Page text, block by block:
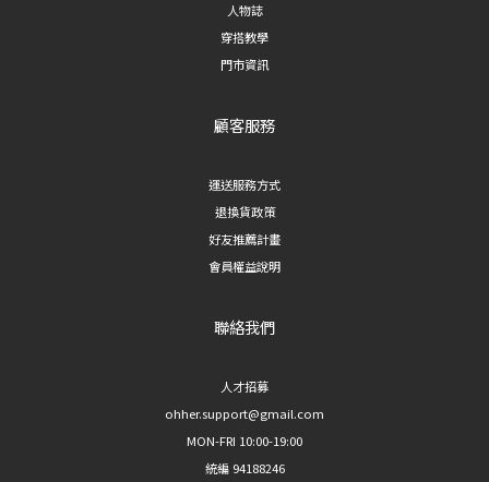
人物誌
穿搭教學
門市資訊
顧客服務
運送服務方式
退換貨政策
好友推薦計畫
會員權益說明
聯絡我們
人才招募
ohher.support@gmail.com
MON-FRI 10:00-19:00
統編 94188246